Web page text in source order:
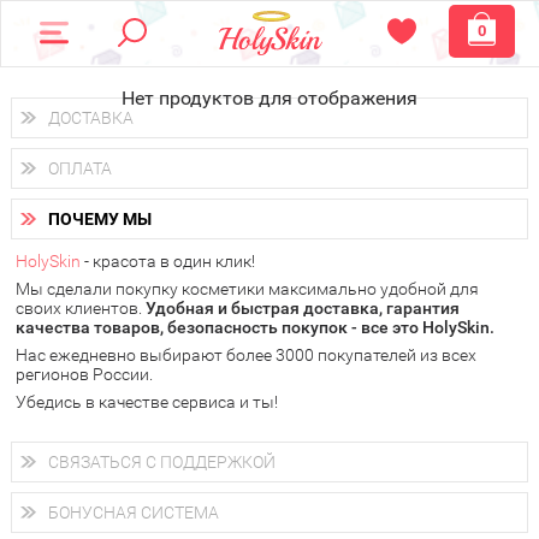
0
Нет продуктов для отображения
ДОСТАВКА
Доставка осуществляетсяпо всем городам России.
Вы можете выбрать доставку курьером, Почтой России или
получить заказ в пунктах выдачи PickPoint или пункте
самовывоза.
В 20 городах России доставка осуществляется ужена
следующий день.
у Вас всегда есть возможность получитьбесплатную
доставку от HolySkin.
подробнее об условиях доставки и оплаты в Вашем городе
ОПЛАТА
Вы можете оплатить свой заказ любым удобным способом:
наличными деньгами (
через интернет-банк (Альфа-банк, Сбербанк) и другими
электронными способами.
ПОЧЕМУ МЫ
HolySkin - красота в один клик!
Мы сделали покупку косметики максимально удобной для
своих клиентов. Удобная и быстрая доставка, гарантия
качества товаров, безопасность покупок - все это HolySkin.
Нас ежедневно выбирают более 3000 покупателей из всех
регионов России.
Убедись в качестве сервиса и ты!
СВЯЗАТЬСЯ С ПОДДЕРЖКОЙ
+7 (800) 707-24-55
Мы будем рады ответить на все Ваши вопросы по работе
магазина, проконсультировать по товарам, рассказать о
БОНУСНАЯ СИСТЕМА